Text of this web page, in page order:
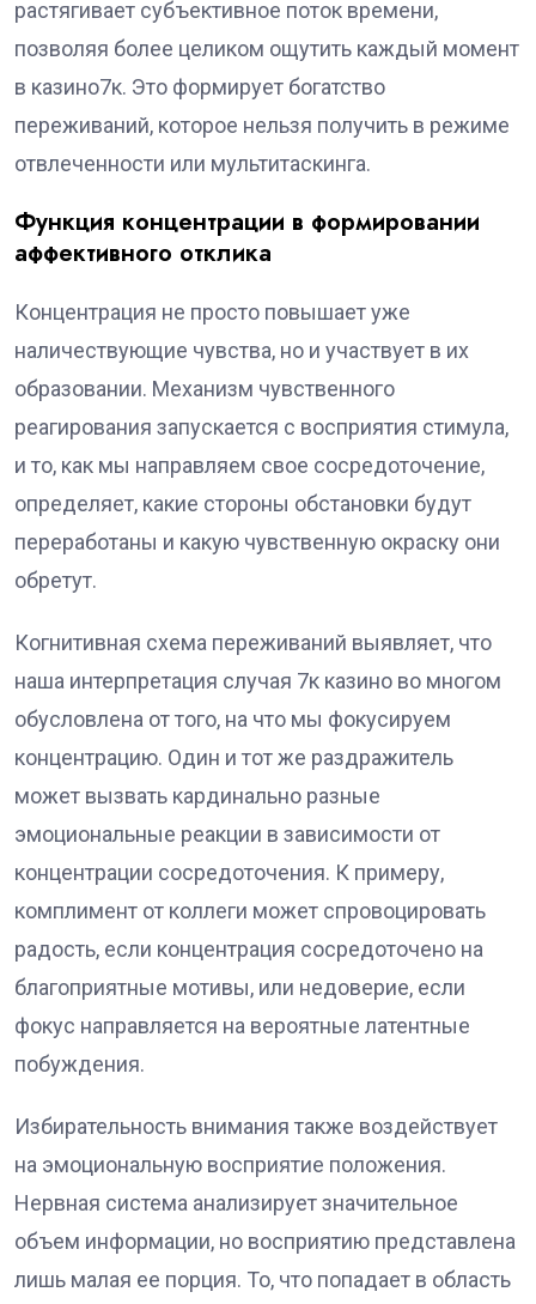
растягивает субъективное поток времени,
позволяя более целиком ощутить каждый момент
в казино7к. Это формирует богатство
переживаний, которое нельзя получить в режиме
отвлеченности или мультитаскинга.
Функция концентрации в формировании
аффективного отклика
Концентрация не просто повышает уже
наличествующие чувства, но и участвует в их
образовании. Механизм чувственного
реагирования запускается с восприятия стимула,
и то, как мы направляем свое сосредоточение,
определяет, какие стороны обстановки будут
переработаны и какую чувственную окраску они
обретут.
Когнитивная схема переживаний выявляет, что
наша интерпретация случая 7к казино во многом
обусловлена от того, на что мы фокусируем
концентрацию. Один и тот же раздражитель
может вызвать кардинально разные
эмоциональные реакции в зависимости от
концентрации сосредоточения. К примеру,
комплимент от коллеги может спровоцировать
радость, если концентрация сосредоточено на
благоприятные мотивы, или недоверие, если
фокус направляется на вероятные латентные
побуждения.
Избирательность внимания также воздействует
на эмоциональную восприятие положения.
Нервная система анализирует значительное
объем информации, но восприятию представлена
лишь малая ее порция. То, что попадает в область